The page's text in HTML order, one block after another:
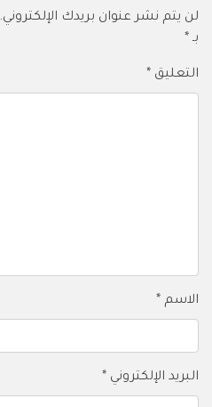
لن يتم نشر عنوان بريدك الإلكتروني.
بـ *
التعليق *
الاسم *
البريد الإلكتروني *